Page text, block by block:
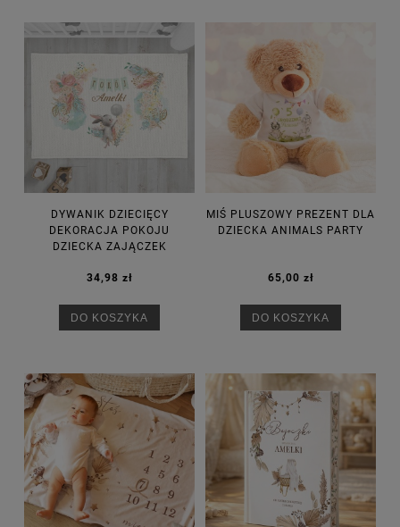
DYWANIK DZIECIĘCY
DEKORACJA POKOJU
DZIECKA ZAJĄCZEK
34,98 zł
DO KOSZYKA
MIŚ PLUSZOWY PREZENT DLA
DZIECKA ANIMALS PARTY
65,00 zł
DO KOSZYKA